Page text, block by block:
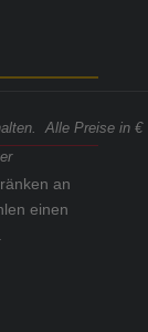
Alle Preise in €
an
einen